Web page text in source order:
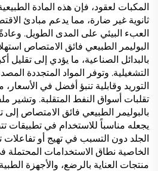
المكبات لعقود، فإن هذه المادة
ثانوية غير ضارة، مما يدعم مبادئ
العبء البيئي على المدى الطويل.
البوليمر الطبيعي فائق الامتصاص
بالبدائل الصناعية، ما يؤدي إلى تقليل
التشغيلية. وتوفر المواد المتجددة
التوريد وقابلية تنبؤ أفضل في
تقلبات أسواق النفط المتقلبة. وتشير
بالبوليمر الطبيعي فائق الامتصاص
يجعله مناسباً للاستخدام في تطبيقات
الجلد دون التسبب في تهيج أو
الخاصية نطاق الاستخدامات
منتجات العناية بالرضع، والأجهزة